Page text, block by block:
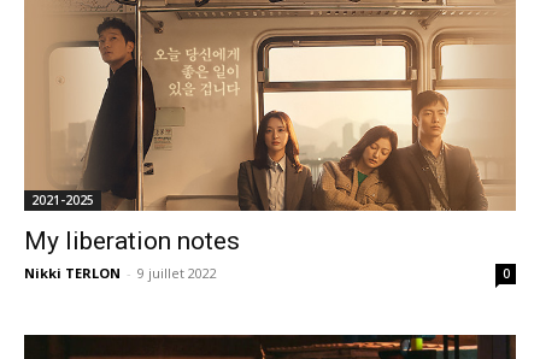
2021-2025
My liberation notes
Nikki TERLON - 9 juillet 2022 0